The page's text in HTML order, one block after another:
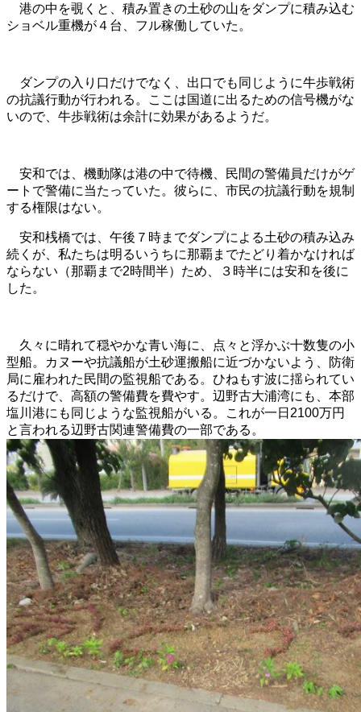
港の中を覗くと、積み置きの土砂の山をダンプに積み込む
ショベル重機が４台、フル稼働していた。
ダンプの入り口だけでなく、出口でも同じように牛歩戦術
の抗議行動が行われる。ここは国道に出るための信号機がな
いので、牛歩戦術は余計に効果があるようだ。
安和では、機動隊は港の中で待機、民間の警備員だけがゲ
ートで警備に当たっていた。彼らに、市民の抗議行動を規制
する権限はない。
安和桟橋では、午後７時までダンプによる土砂の積み込み
続くが、私たちは明るいうちに那覇までたどり着かなければ
ならない（那覇まで2時間半）ため、３時半には安和を後に
した。
久々に晴れて穏やかな青い海に、点々と浮かぶ十数隻の小
型船。カヌーや抗議船が土砂運搬船に近づかないよう、防衛
局に雇われた民間の監視船である。ひねもす波に揺られてい
るだけで、高額の警備費を費やす。辺野古大浦湾にも、本部
塩川港にも同じような監視船がいる。これが一日2100万円
と言われる辺野古関連警備費の一部である。